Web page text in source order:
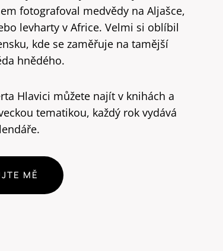
fotografoval medvědy na Aljašce,
levharty v Africe. Velmi si oblíbil
kde se zaměřuje na tamější
hnědého.
Hlavici můžete najít v knihách a
tematikou, každý rok vydává
MĚ